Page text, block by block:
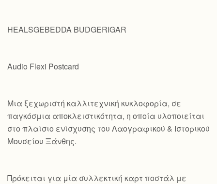
HEALSGEBEDDA BUDGERIGAR
Audio Flexi Postcard
Mια ξεχωριστή καλλιτεχνική κυκλοφορία, σε
παγκόσμια αποκλειστικότητα, η οποία υλοποιείται
στο πλαίσιο ενίσχυσης του Λαογραφικού & Ιστορικού
Μουσείου Ξάνθης.
Πρόκειται για μία συλλεκτική καρτ ποστάλ με